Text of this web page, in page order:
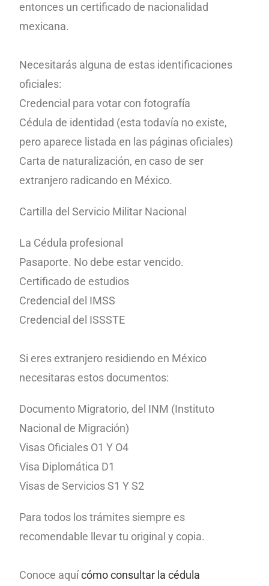
entonces un certificado de nacionalidad
mexicana.
Necesitarás alguna de estas identificaciones
oficiales:
Credencial para votar con fotografía
Cédula de identidad (esta todavía no existe,
pero aparece listada en las páginas oficiales)
Carta de naturalización, en caso de ser
extranjero radicando en México.
Cartilla del Servicio Militar Nacional
La Cédula profesional
Pasaporte. No debe estar vencido.
Certificado de estudios
Credencial del IMSS
Credencial del ISSSTE
Si eres extranjero residiendo en México
necesitaras estos documentos:
Documento Migratorio, del INM (Instituto
Nacional de Migración)
Visas Oficiales O1 Y O4
Visa Diplomática D1
Visas de Servicios S1 Y S2
Para todos los trámites siempre es
recomendable llevar tu original y copia.
Conoce aquícómo consultar la cédula